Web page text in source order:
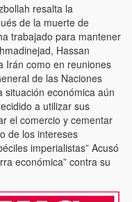
resalta la
de la muerte de
trabajado para mantener
Hassan
Irán como en reuniones
de las Naciones
situación económica aún
a utilizar sus
el comercio y cementar
de los intereses
imperialistas” Acusó
económica” contra su